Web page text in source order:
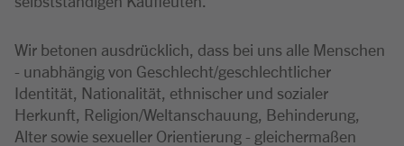
Wir betonen ausdrücklich, dass bei uns alle Menschen
- unabhängig von Geschlecht/geschlechtlicher
Identität, Nationalität, ethnischer und sozialer
Herkunft, Religion/Weltanschauung, Behinderung,
Alter sowie sexueller Orientierung - gleichermaßen